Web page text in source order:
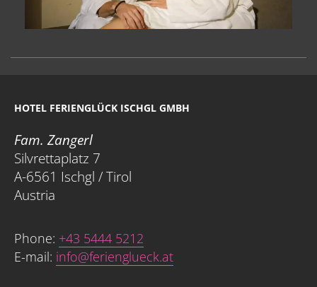
HOTEL FERIENGLÜCK ISCHGL GMBH
Fam. Zangerl
Silvrettaplatz 7
A-6561 Ischgl / Tirol
Austria
Phone: +43 5444 5212
E-mail: info@ferienglueck.at